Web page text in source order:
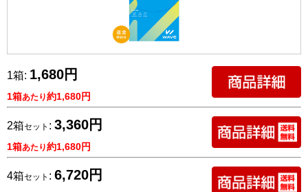
1箱: 1,680円
1箱あたり約1,680円
2箱セット : 3,360円
1箱あたり約1,680円
4箱セット : 6,720円